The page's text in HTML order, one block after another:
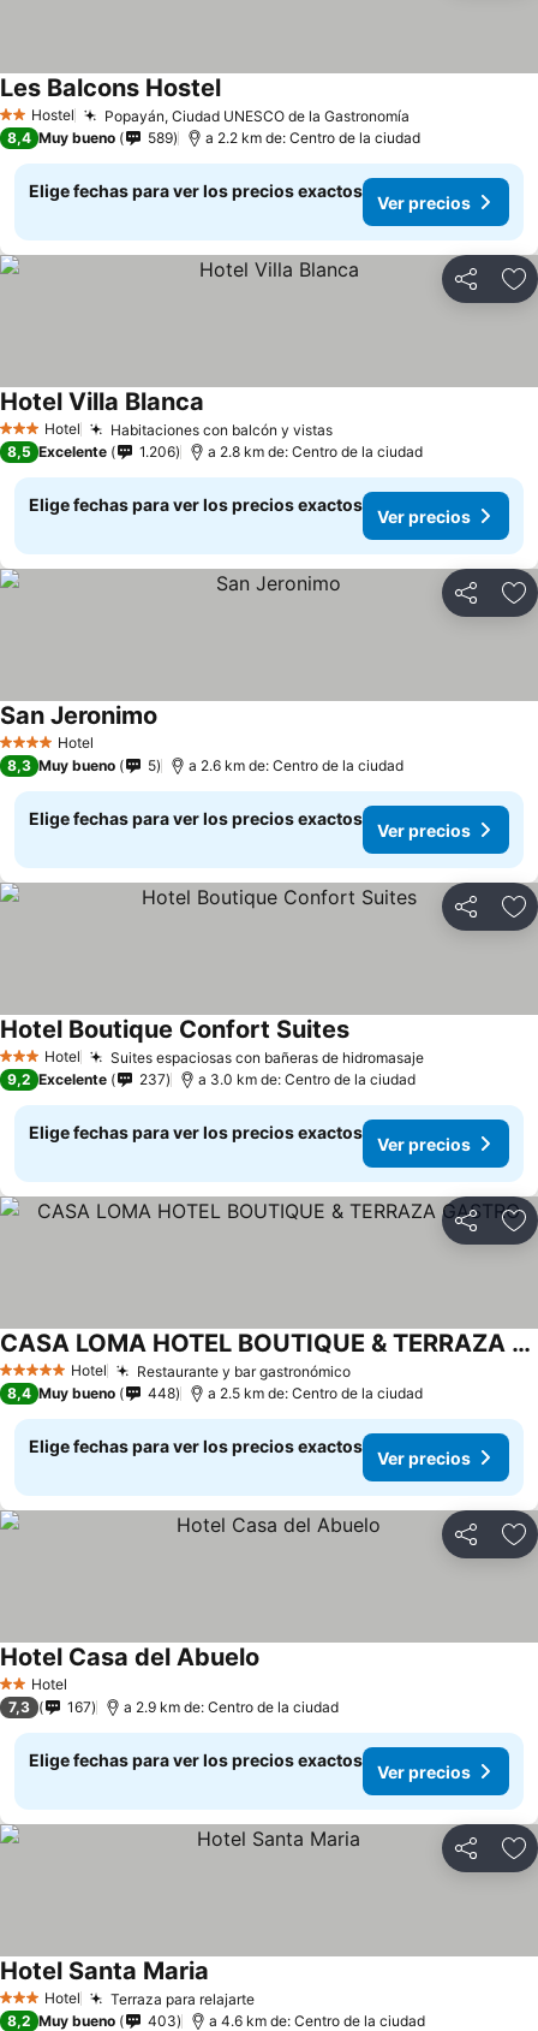
2 Estrellas
Hostel Popayán, Ciudad UNESCO de la Gastronomía
Les Balcons HostelVer precios
8,4 Muy bueno 589 a 2.2 km de: Centro de la ciudad
Elige fechas para ver los precios exactos
Ver precios
Compartir
3 Estrellas
Hotel Habitaciones con balcón y vistasVer precios
Hotel Villa Blanca
8,5 Excelente 1.206 a 2.8 km de: Centro de la ciudad
Elige fechas para ver los precios exactos
Ver precios
Compartir
4 EstrellasHotel
San Jeronimo
8,3 Muy bueno 5 a 2.6 km de: Centro de la ciudad
Elige fechas para ver los precios exactos
Ver precios
Compartir
3 Estrellas
Hotel Suites espaciosas con bañeras de hidromasajeVer precios
Hotel Boutique Confort SuitesVer precios
9,2 Excelente 237 a 3.0 km de: Centro de la ciudad
Elige fechas para ver los precios exactos
Ver precios
Compartir
5 Estrellas Hotel Restaurante y bar gastronómicoVer precios
CASA LOMA HOTEL BOUTIQUE & TERRAZA GASTRO
Ver precios
8,4 Muy bueno 448 a 2.5 km de: Centro de la ciudad
Elige fechas para ver los precios exactos
Ver precios
Compartir
2 Estrellas
Hotel
Hotel Casa del Abuelo
7,3 167 a 2.9 km de: Centro de la ciudad
Elige fechas para ver los precios exactos
Ver precios
Compartir
3 Estrellas
Hotel Terraza para relajarteVer precios
Hotel Santa Maria
8,2 Muy bueno 403 a 4.6 km de: Centro de la ciudad